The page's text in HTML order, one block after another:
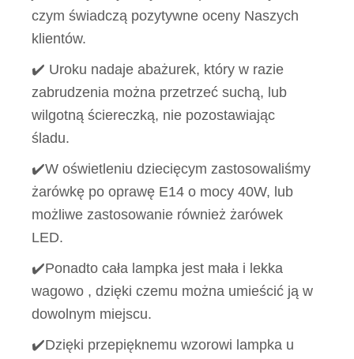
czym świadczą pozytywne oceny Naszych
klientów.
✔️ Uroku nadaje abażurek, który w razie
zabrudzenia można przetrzeć suchą, lub
wilgotną ściereczką, nie pozostawiając
śladu.
✔️W oświetleniu dziecięcym zastosowaliśmy
żarówkę po oprawę E14 o mocy 40W, lub
możliwe zastosowanie również żarówek
LED.
✔️Ponadto cała lampka jest mała i lekka
wagowo , dzięki czemu można umieścić ją w
dowolnym miejscu.
✔️Dzięki przepięknemu wzorowi lampka u